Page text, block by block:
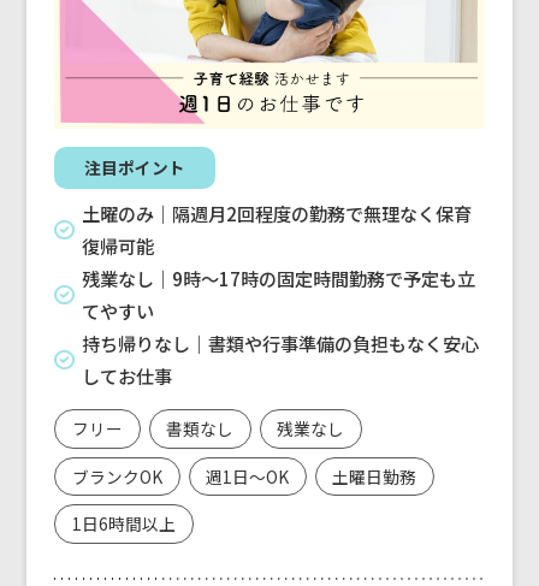
注目ポイント
土曜のみ｜隔週月2回程度の勤務で無理なく保育
復帰可能
残業なし｜9時〜17時の固定時間勤務で予定も立
てやすい
持ち帰りなし｜書類や行事準備の負担もなく安心
してお仕事
フリー 書類なし
残業なし
ブランクOK
週1日～OK
土曜日勤務
1日6時間以上